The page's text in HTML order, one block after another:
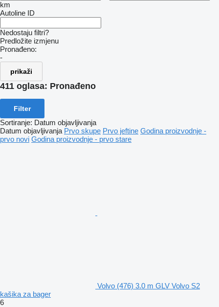
km
Autoline ID
Nedostaju filtri?
Predložite izmjenu
Pronađeno:
-
prikaži
411 oglasa: Pronađeno
Filter
Sortiranje: Datum objavljivanja
Datum objavljivanja Prvo skupe Prvo jeftine Godina proizvodnje -
prvo novi Godina proizvodnje - prvo stare
Volvo (476) 3.0 m GLV Volvo S2
kašika za bager
6